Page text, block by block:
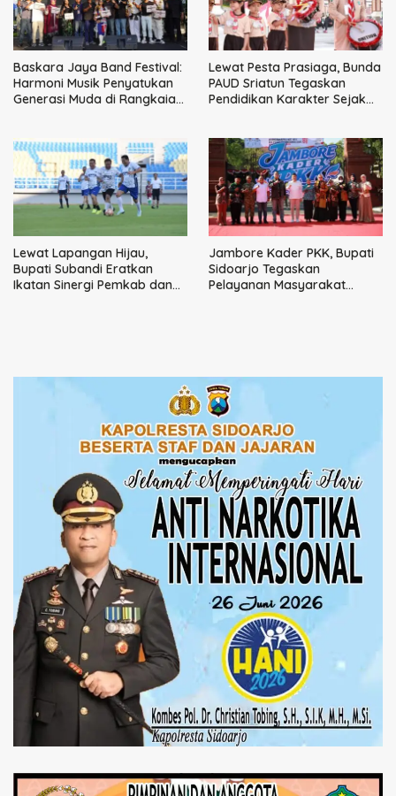
Baskara Jaya Band Festival:
Harmoni Musik Penyatukan
Generasi Muda di Rangkaian
Lewat Pesta Prasiaga, Bunda
PAUD Sriatun Tegaskan
Pendidikan Karakter Sejak
Lewat Lapangan Hijau,
Bupati Subandi Eratkan
Ikatan Sinergi Pemkab dan
Jambore Kader PKK, Bupati
Sidoarjo Tegaskan
Pelayanan Masyarakat